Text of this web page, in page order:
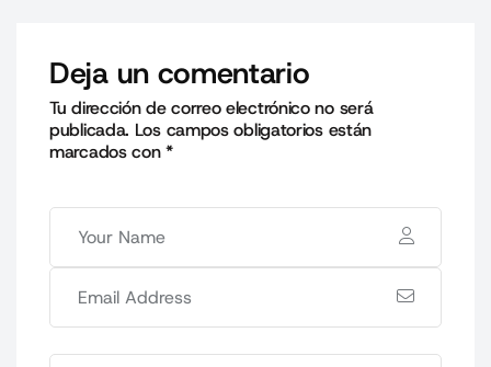
Deja un comentario
Tu dirección de correo electrónico no será
publicada. Los campos obligatorios están
marcados con*